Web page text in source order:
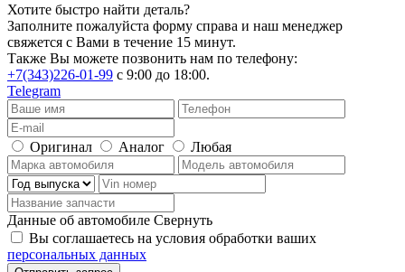
Хотите быстро найти деталь?
Заполните пожалуйста форму справа и наш менеджер
свяжется с Вами в течение 15 минут.
Также Вы можете позвонить нам по телефону:
+7(343)226-01-99 с 9:00 до 18:00.
Telegram
Оригинал Аналог Любая
Данные об автомобиле Свернуть
Вы соглашаетесь на условия обработки ваших
персональных данных